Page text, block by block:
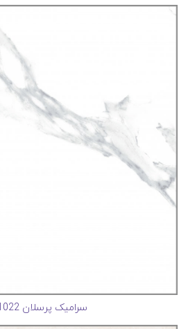
سرامیک پرسلان 12M1022